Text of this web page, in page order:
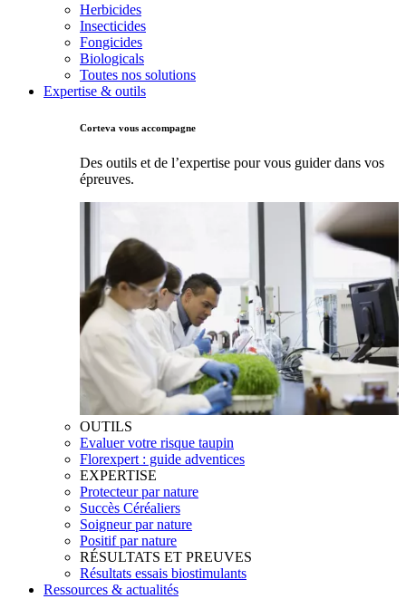
Herbicides
Insecticides
Fongicides
Biologicals
Toutes nos solutions
Expertise & outils
Corteva vous accompagne
Des outils et de l’expertise pour vous guider dans vos
épreuves.
OUTILS
Evaluer votre risque taupin
Florexpert : guide adventices
EXPERTISE
Protecteur par nature
Succès Céréaliers
Soigneur par nature
Positif par nature
RÉSULTATS ET PREUVES
Résultats essais biostimulants
Ressources & actualités